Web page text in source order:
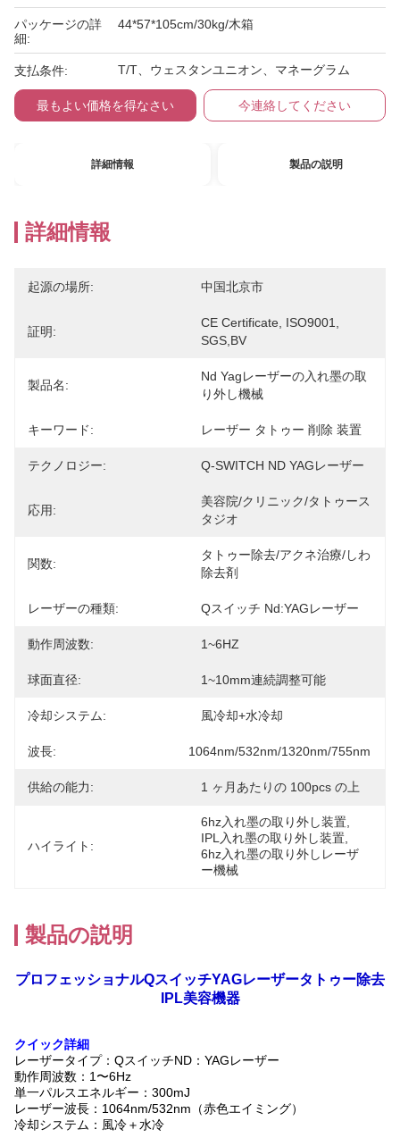
パッケージの詳
細:
44*57*105cm/30kg/木箱
支払条件: T/T、ウェスタンユニオン、マネーグラム
最もよい価格を得なさい 今連絡してください
詳細情報 製品の説明
詳細情報
起源の場所: 中国北京市
証明:
CE Certificate, ISO9001,
SGS,BV
製品名:
Nd Yagレーザーの入れ墨の取
り外し機械
キーワード: レーザー タトゥー 削除 装置
テクノロジー: Q-SWITCH ND YAGレーザー
応用:
美容院/クリニック/タトゥース
タジオ
関数:
タトゥー除去/アクネ治療/しわ
除去剤
レーザーの種類: Qスイッチ Nd:YAGレーザー
動作周波数: 1~6HZ
球面直径: 1~10mm連続調整可能
冷却システム: 風冷却+水冷却
波長: 1064nm/532nm/1320nm/755nm
供給の能力: 1 ヶ月あたりの 100pcs の上
ハイライト:
6hz入れ墨の取り外し装置
IPL入れ墨の取り外し装置
6hz入れ墨の取り外しレーザ
ー機械
製品の説明
プロフェッショナルQスイッチYAGレーザータトゥー除去
IPL美容機器
クイック詳細
レーザータイプ：QスイッチND：YAGレーザー
動作周波数：1〜6Hz
単一パルスエネルギー：300mJ
レーザー波長：1064nm/532nm（赤色エイミング）
冷却システム：風冷＋水冷